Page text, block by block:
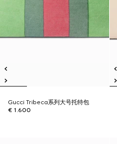
Gucci Tribeca系列大号托特包
€ 1.600